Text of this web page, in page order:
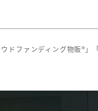
ドファンディング物販®